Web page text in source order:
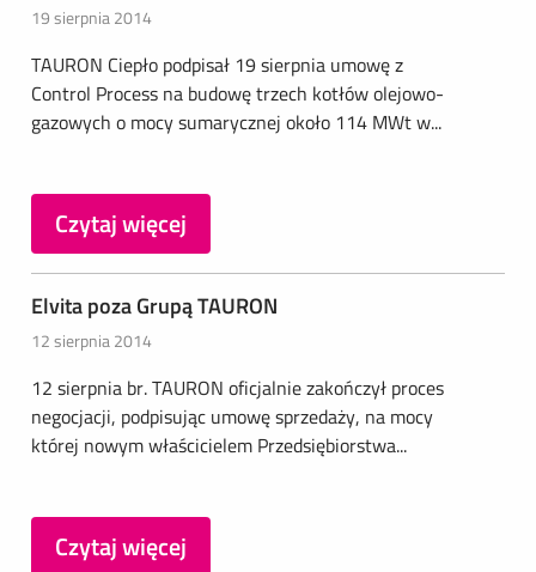
19 sierpnia 2014
TAURON Ciepło podpisał 19 sierpnia umowę z
Control Process na budowę trzech kotłów olejowo-
gazowych o mocy sumarycznej około 114 MWt w...
Czytaj więcej
Elvita poza Grupą TAURON
12 sierpnia 2014
12 sierpnia br. TAURON oficjalnie zakończył proces
negocjacji, podpisując umowę sprzedaży, na mocy
której nowym właścicielem Przedsiębiorstwa...
Czytaj więcej